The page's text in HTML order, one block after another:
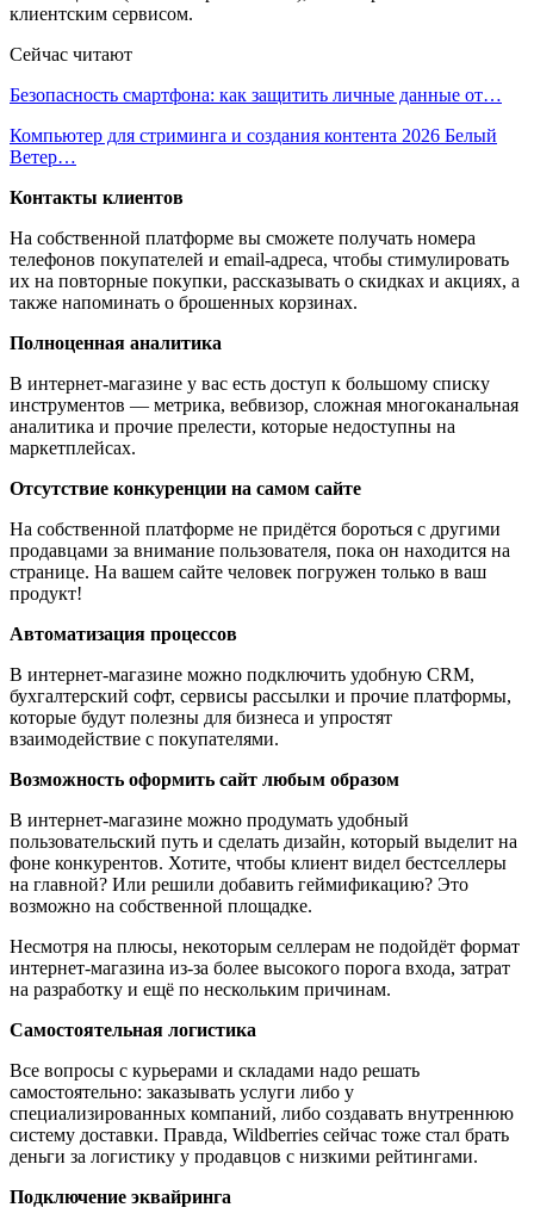
клиентским сервисом.
Сейчас читают
Безопасность смартфона: как защитить личные данные от…
Компьютер для стриминга и создания контента 2026 Белый
Ветер…
Контакты клиентов
На собственной платформе вы сможете получать номера
телефонов покупателей и email-адреса, чтобы стимулировать
их на повторные покупки, рассказывать о скидках и акциях, а
также напоминать о брошенных корзинах.
Полноценная аналитика
В интернет-магазине у вас есть доступ к большому списку
инструментов — метрика, вебвизор, сложная многоканальная
аналитика и прочие прелести, которые недоступны на
маркетплейсах.
Отсутствие конкуренции на самом сайте
На собственной платформе не придётся бороться с другими
продавцами за внимание пользователя, пока он находится на
странице. На вашем сайте человек погружен только в ваш
продукт!
Автоматизация процессов
В интернет-магазине можно подключить удобную CRM,
бухгалтерский софт, сервисы рассылки и прочие платформы,
которые будут полезны для бизнеса и упростят
взаимодействие с покупателями.
Возможность оформить сайт любым образом
В интернет-магазине можно продумать удобный
пользовательский путь и сделать дизайн, который выделит на
фоне конкурентов. Хотите, чтобы клиент видел бестселлеры
на главной? Или решили добавить геймификацию? Это
возможно на собственной площадке.
Несмотря на плюсы, некоторым селлерам не подойдёт формат
интернет-магазина из-за более высокого порога входа, затрат
на разработку и ещё по нескольким причинам.
Самостоятельная логистика
Все вопросы с курьерами и складами надо решать
самостоятельно: заказывать услуги либо у
специализированных компаний, либо создавать внутреннюю
систему доставки. Правда, Wildberries сейчас тоже стал брать
деньги за логистику у продавцов с низкими рейтингами.
Подключение эквайринга